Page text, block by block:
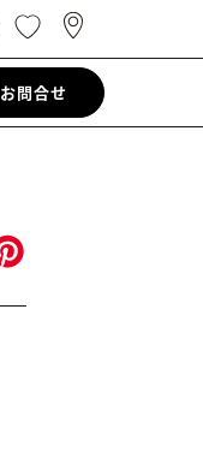
お問合せ